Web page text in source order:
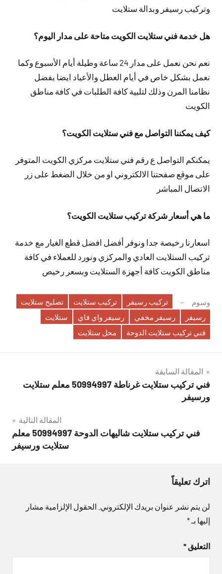
وتركيب رسيفر وبدالة ستلايت
هل خدمة فني ستلايت الكويت متاحة على مدار اليوم؟
نعم نحن نعمل على مدار 24 ساعة وطيلة أيام الأسبوع وكما
نعمل بشكل خاص في أيام العطل والأعياد ايضا بفضل
نظامنا المرن وذلك لتلبية كافة الطلبات في كافة مناطق
الكويت
كيف يمكننا التواصل مع فني ستلايت الكويت؟
يمكنكم التواصل ع رقم فني ستلايت مركزي الكويت المتوفر
على موقع صفحتنا الالكتروني او من خلال الضغط على زر
الاتصال المباشر
ما هي أسعار شركة تركيب ستلايت الكويت؟
اسعارنا رخيصة جدا ونوفر أفضل افضل قطع الغيار مع خدمة
تركيب الستلايت العادي والمركزي ونورد للعملاء في كافة
مناطق الكويت كافة أجهزة الستلايت وبسعر رخيص
وسوم تركيب رسيفر تركيب ستلايت
تصليح ستلايت
رسيفر
رسيفر مخفي رسيفر واي فاي
ستلايت
فني تركيب ستلايت الدوحة
محل ستلايت
تصفّح
المقالات
المقالة السابقة
فني تركيب ستلايت غرناطة 50994997 معلم ستلايت
ورسيفر
المقالة التالية
فني تركيب ستلايت شاليهات الدوحة 50994997 معلم
ستلايت ورسيفر
اترك تعليقاً
لن يتم نشر عنوان بريدك الإلكتروني. الحقول الإلزامية مشار
إليها بـ*
التعليق *